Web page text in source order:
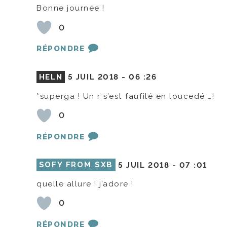
Bonne journée !
0
RÉPONDRE
HELN 5 JUIL 2018 -06 :26
*superga ! Un r s’est faufilé en loucedé …!
0
RÉPONDRE
SOFY FROM SXB 5 JUIL 2018 - 07 :01
quelle allure ! j’adore !
0
RÉPONDRE